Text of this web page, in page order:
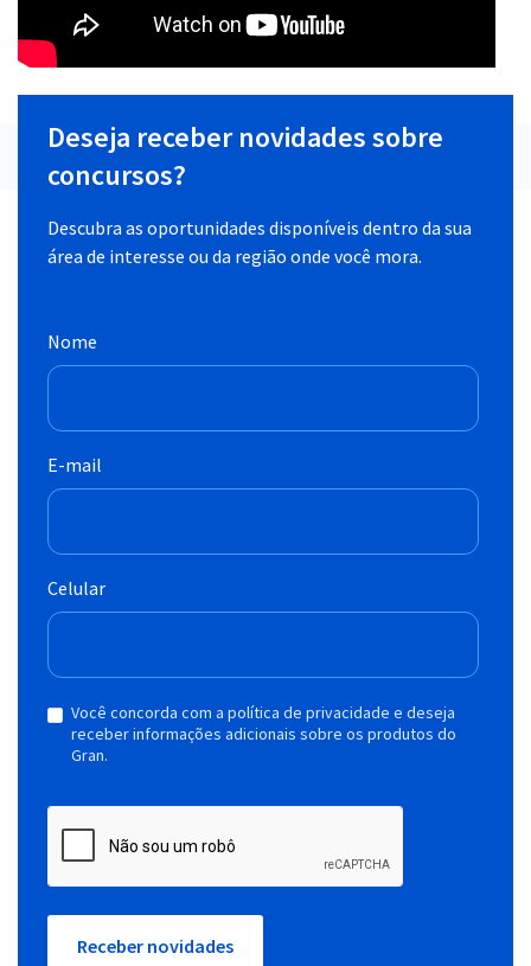
Deseja receber novidades sobre
concursos?
Descubra as oportunidades disponíveis dentro da sua
área de interesse ou da região onde você mora.
Nome
E-mail
Celular
Você concorda com a política de privacidade e deseja
receber informações adicionais sobre os produtos do
Gran.
Receber novidades